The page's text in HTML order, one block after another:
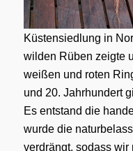
Küstensiedlung in
wilden Rüben zeigte
weißen und roten
und 20. Jahrhundert
Es entstand die
wurde die
verdrängt, sodass